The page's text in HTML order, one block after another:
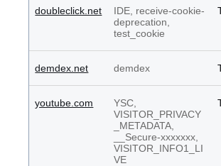
doubleclick.net
IDE, receive-cookie-
deprecation,
test_cookie
demdex.net demdex
youtube.com
YSC,
VISITOR_PRIVACY
_METADATA,
__Secure-xxxxxxx,
VISITOR_INFO1_LI
VE